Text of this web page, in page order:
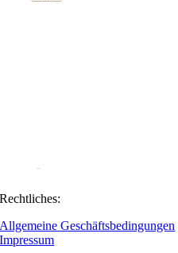
Rechtliches:
Allgemeine Geschäftsbedingungen
Impressum